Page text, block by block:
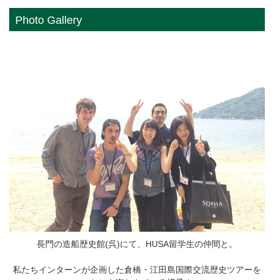
Photo Gallery
長門の造船歴史館(呉)にて、HUSA留学生の仲間と。
私たちインターンが企画した倉橋・江田島国際交流歴史ツアーを